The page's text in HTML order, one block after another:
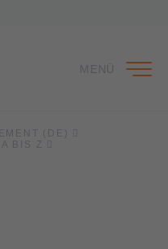
MENÜ
(DE)
BIS Z